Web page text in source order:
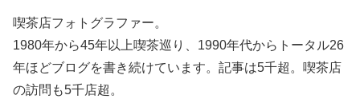
喫茶店フォトグラファー。
1980年から45年以上喫茶巡り、1990年代からトータル26
年ほどブログを書き続けています。記事は5千超。喫茶店
の訪問も5千店超。